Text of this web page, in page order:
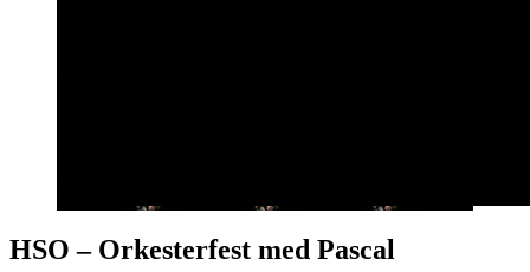
HSO – Orkesterfest med Pascal